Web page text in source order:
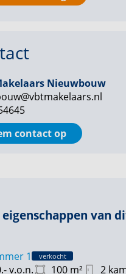
geworden naar dit
Nieuwbouw
contact op
van
1 verkocht
100 m² 2
v.o.n.